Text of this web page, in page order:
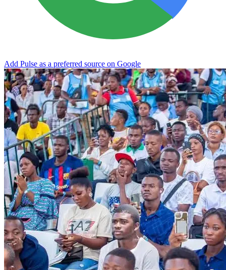
Add Pulse as a preferred source on Google